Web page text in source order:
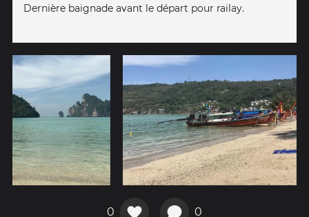
Dernière baignade avant le départ pour railay.
0 0